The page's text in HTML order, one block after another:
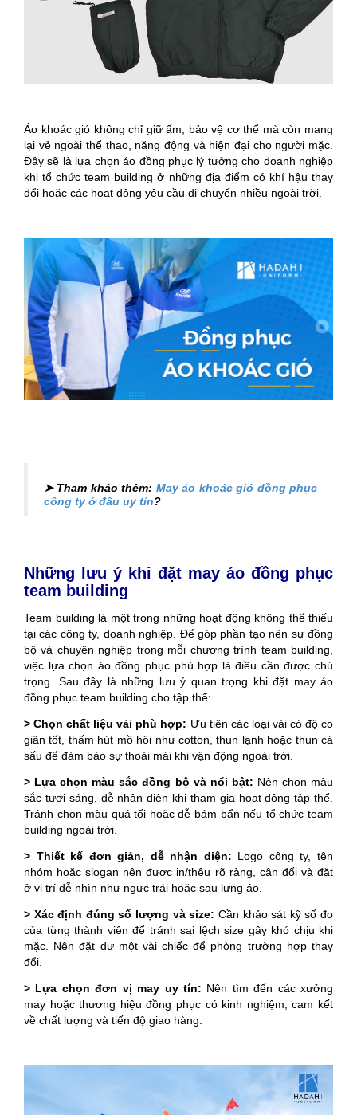
Áo khoác gió không chỉ giữ ấm, bảo vệ cơ thể mà còn mang
lại vẻ ngoài thể thao, năng động và hiện đại cho người mặc.
Đây sẽ là lựa chọn áo đồng phục lý tưởng cho doanh nghiệp
khi tổ chức team building ở những địa điểm có khí hậu thay
đổi hoặc các hoạt động yêu cầu di chuyển nhiều ngoài trời.
➤ Tham khảo thêm: May áo khoác gió đồng phục
công ty ở đâu uy tín?
Những lưu ý khi đặt may áo đồng phục
team building
Team building là một trong những hoạt động không thể thiếu
tại các công ty, doanh nghiệp. Để góp phần tạo nên sự đồng
bộ và chuyên nghiệp trong mỗi chương trình team building,
việc lựa chọn áo đồng phục phù hợp là điều cần được chú
trọng. Sau đây là những lưu ý quan trọng khi đặt may áo
đồng phục team building cho tập thể:
> Chọn chất liệu vải phù hợp: Ưu tiên các loại vải có độ co
giãn tốt, thấm hút mồ hôi như cotton, thun lạnh hoặc thun cá
sấu để đảm bảo sự thoải mái khi vận động ngoài trời.
> Lựa chọn màu sắc đồng bộ và nổi bật: Nên chọn màu
sắc tươi sáng, dễ nhận diện khi tham gia hoạt động tập thể.
Tránh chọn màu quá tối hoặc dễ bám bẩn nếu tổ chức team
building ngoài trời.
> Thiết kế đơn giản, dễ nhận diện: Logo công ty, tên
nhóm hoặc slogan nên được in/thêu rõ ràng, cân đối và đặt
ở vị trí dễ nhìn như ngực trái hoặc sau lưng áo.
> Xác định đúng số lượng và size: Cần khảo sát kỹ số đo
của từng thành viên để tránh sai lệch size gây khó chịu khi
mặc. Nên đặt dư một vài chiếc để phòng trường hợp thay
đổi.
> Lựa chọn đơn vị may uy tín: Nên tìm đến các xưởng
may hoặc thương hiệu đồng phục có kinh nghiệm, cam kết
về chất lượng và tiến độ giao hàng.